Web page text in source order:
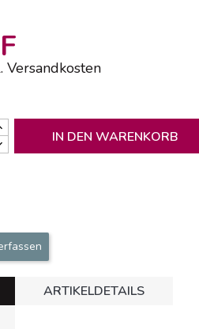
Versandkosten
IN DEN WARENKORB
ARTIKELDETAILS